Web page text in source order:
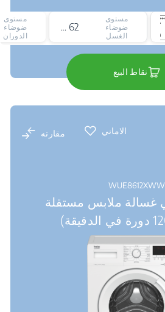
مستوى
ضوضاء
الغسل
62 ديسيبل
مستوى
ضوضاء
الدوران
نقاط البيع
الاماني مقارنه
WUE8612XWW
غسالة ملابس مستقلة